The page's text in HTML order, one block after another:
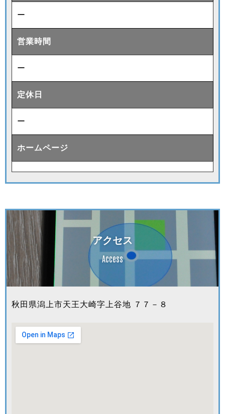
ー
営業時間
ー
定休日
ー
ホームページ
アクセス
Access
秋田県潟上市天王大崎字上谷地 ７７－８